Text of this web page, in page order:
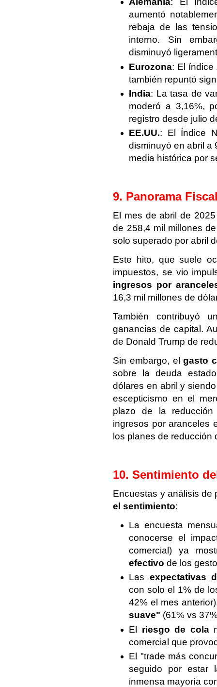
aumentó
rebaja de las
interno. Sin
disminuyó
Eurozona: El índice
también repuntó
India: La tasa de
moderó a 3,16%,
registro desde julio
EE.UU.: El Índice
disminuyó en abril a
media histórica por
9. Panorama
El mes de abril de
de 258,4 mil millones
solo superado por abril
Este hito, que suele
impuestos, se vio
ingresos por
16,3 mil millones de
También contribuyó
ganancias de capital.
de Donald Trump de
Sin embargo, elgasto
sobre la deuda
dólares en abril y
escepticismo en el
plazo de la
ingresos por aranceles
los planes de reducción
10. Sentimiento
Encuestas y análisis
el sentimiento:
La encuesta
conocerse el
comercial) ya
efectivo de los
Las expectativas
con solo el 1% de
42% el mes
suave" (61% vs
El riesgo de cola
comercial que
El "trade más
seguido por estar
inmensa mayoría